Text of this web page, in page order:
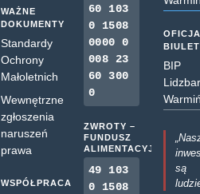
WAŻNE
DOKUMENTY
Standardy
Ochrony
Małoletnich
Wewnętrzne
zgłoszenia
naruszeń
prawa
WSPÓŁPRACA
60 103
0 1508
0000 0
008 23
60 300
0
ZWROTY –
FUNDUSZ
ALIMENTACYJNY
49 103
0 1508
BIP
są